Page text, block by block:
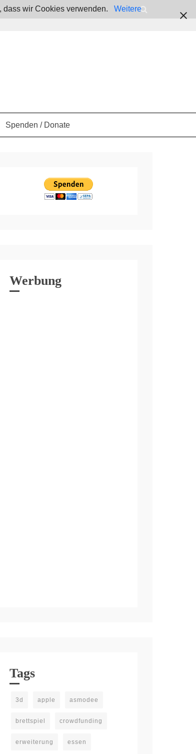
Spenden / Donate
Werbung
Tags
3d apple asmodee
brettspiel crowdfunding
erweiterung essen
wir Cookies verwenden.
Weitere